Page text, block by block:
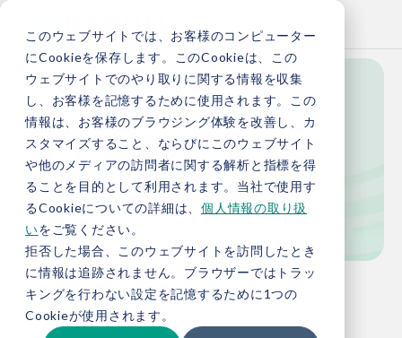
このウェブサイトでは、お客様のコンピューター
にCookieを保存します。このCookieは、この
ウェブサイトでのやり取りに関する情報を収集
し、お客様を記憶するために使用されます。この
情報は、お客様のブラウジング体験を改善し、カ
スタマイズすること、ならびにこのウェブサイト
や他のメディアの訪問者に関する解析と指標を得
ることを目的として利用されます。当社で使用す
るCookieについての詳細は、 個人情報の取り扱
いをご覧ください。
拒否した場合、このウェブサイトを訪問したとき
に情報は追跡されません。ブラウザーではトラッ
キングを行わない設定を記憶するために1つの
Cookieが使用されます。
Company
会社概要
TOP 会社概要